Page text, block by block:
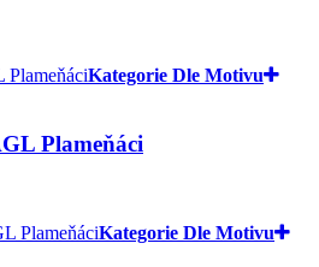
Kategorie Dle Motivu
Plameňáci
Kategorie Dle Motivu